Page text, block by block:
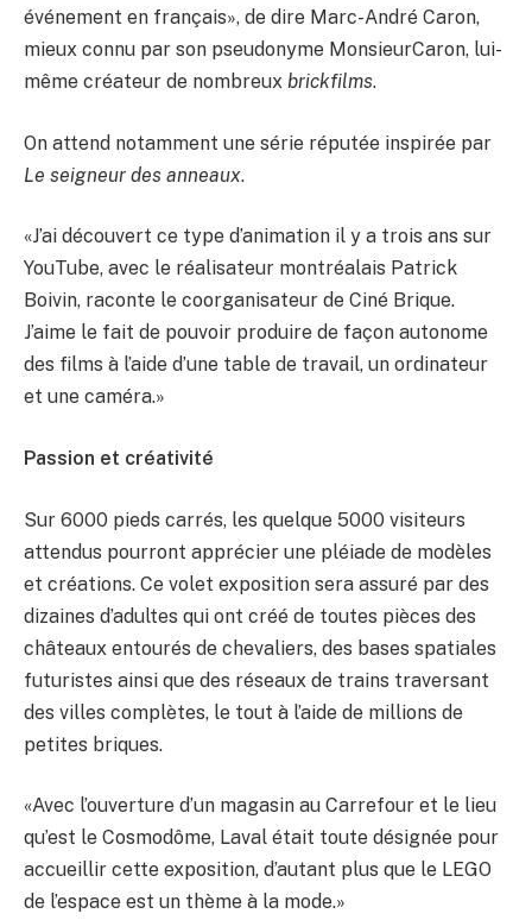
événement en français», de dire Marc-André Caron,
mieux connu par son pseudonyme MonsieurCaron, lui-
même créateur de nombreux brickfilms.
On attend notamment une série réputée inspirée par
Le seigneur des anneaux.
«J’ai découvert ce type d’animation il y a trois ans sur
YouTube, avec le réalisateur montréalais Patrick
Boivin, raconte le coorganisateur de Ciné Brique.
J’aime le fait de pouvoir produire de façon autonome
des films à l’aide d’une table de travail, un ordinateur
et une caméra.»
Passion et créativité
Sur 6000 pieds carrés, les quelque 5000 visiteurs
attendus pourront apprécier une pléiade de modèles
et créations. Ce volet exposition sera assuré par des
dizaines d’adultes qui ont créé de toutes pièces des
châteaux entourés de chevaliers, des bases spatiales
futuristes ainsi que des réseaux de trains traversant
des villes complètes, le tout à l’aide de millions de
petites briques.
«Avec l’ouverture d’un magasin au Carrefour et le lieu
qu’est le Cosmodôme, Laval était toute désignée pour
accueillir cette exposition, d’autant plus que le LEGO
de l’espace est un thème à la mode.»